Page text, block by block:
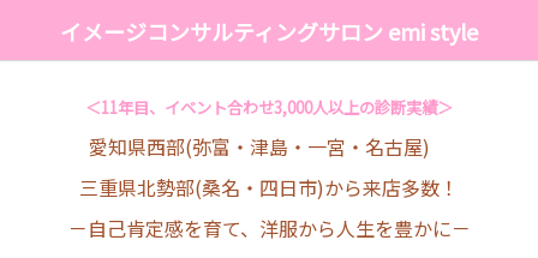
イメージコンサルティングサロン emi style
＜11年目、イベント合わせ3,000人以上の診断実績＞
愛知県西部(弥富・津島・一宮・名古屋)
三重県北勢部(桑名・四日市)から来店多数！
－自己肯定感を育て、洋服から人生を豊かに－